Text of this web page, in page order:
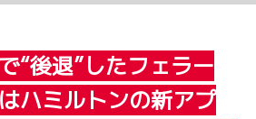
“後退”したフェラー
ハミルトンの新アプ